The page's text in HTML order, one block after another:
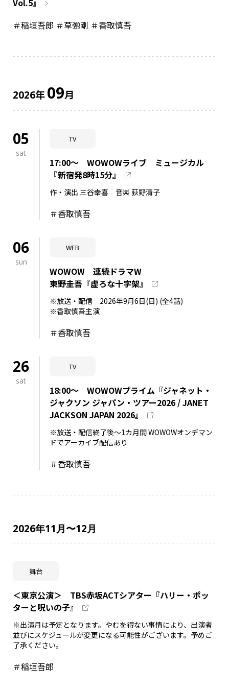
Vol.5』
＃稲垣吾郎 ＃草彅剛 ＃香取慎吾
2026年09月
05
sat
TV
17:00～ WOWOWライブ ミュージカル
『新宿発8時15分』
作・演出 三谷幸喜 音楽 荻野清子
＃香取慎吾
06
sun
WEB
WOWOW 連続ドラマW
東野圭吾『虚ろな十字架』
※放送・配信 2026年9月6日(日) (全4話)
※香取慎吾主演
＃香取慎吾
26
sat
TV
18:00～ WOWOWプライム『ジャネット・
ジャクソン ジャパン・ツアー2026 / JANET
JACKSON JAPAN 2026』
※放送・配信終了後～1カ月間 WOWOWオンデマン
ドでアーカイブ配信あり
＃香取慎吾
2026年11月〜12月
舞台
＜東京公演＞ TBS赤坂ACTシアター『ハリー・ポッ
ターと呪いの子』
※出演月は予定となります。やむを得ない事情により、出演者
並びにスケジュールが変更になる可能性がございます。予めご
了承ください。
＃稲垣吾郎